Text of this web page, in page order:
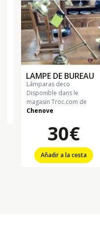
LAMPE DE BUREAU
lámparas deco
Disponible dans le
magasin Troc.com de
Chenove
30€
Añadir a la cesta